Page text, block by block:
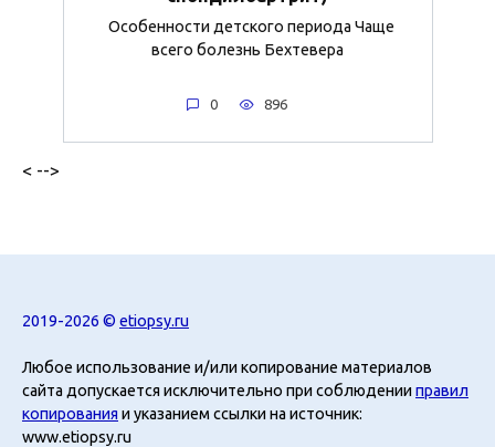
Особенности детского периода Чаще
всего болезнь Бехтевера
0 896
< -->
2019-2026 © etiopsy.ru
Любое использование и/или копирование материалов
сайта допускается исключительно при соблюденииправил
копирования и указанием ссылки на источник:
www.etiopsy.ru